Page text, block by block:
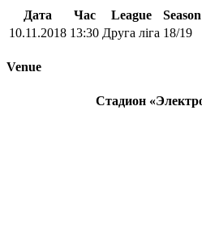
Дата Час League Season
10.11.2018 13:30 Друга ліга 18/19
Venue
Стадион